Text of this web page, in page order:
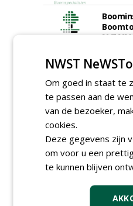
30-07-
meer
NWST
Om goed in staat te
te passen aan de
van de bezoeker,
cookies.
Deze gegevens zijn
om voor u een
te kunnen blijven